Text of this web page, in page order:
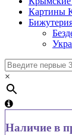
Картины
×
Наличие в